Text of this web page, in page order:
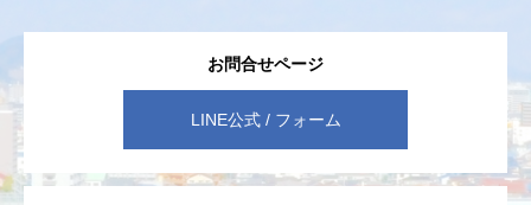
お問合せページ
LINE公式 / フォーム